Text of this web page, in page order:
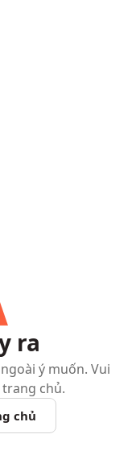
ra
ý muốn. Vui
chủ.
chủ